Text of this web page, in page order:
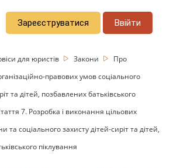
Зареєструватися Ввійти
для юристів Закони
Про
правових умов соціального
та дітей, позбавлених батьківського
7. Розробка і виконання цільових
та соціального захисту дітей-сиріт та дітей,
піклування